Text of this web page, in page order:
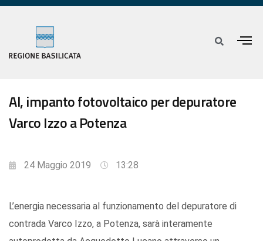
Al, impanto fotovoltaico per depuratore
Varco Izzo a Potenza
24 Maggio 2019 13:28
L’energia necessaria al funzionamento del depuratore di
contrada Varco Izzo, a Potenza, sarà interamente